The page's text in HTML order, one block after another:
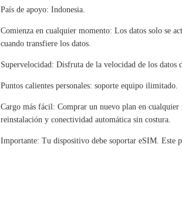
País de apoyo: Indonesia.
Comienza en cualquier momento: Los datos solo se
cuando transfiere los datos.
Supervelocidad: Disfruta de la velocidad de los datos
Puntos calientes personales: soporte equipo ilimitado.
Cargo más fácil: Comprar un nuevo plan en cualquier
reinstalación y conectividad automática sin costura.
Importante: Tu dispositivo debe soportar eSIM. Este